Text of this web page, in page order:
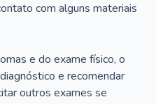
com alguns materiais
e do exame físico, o
e recomendar
outros exames se